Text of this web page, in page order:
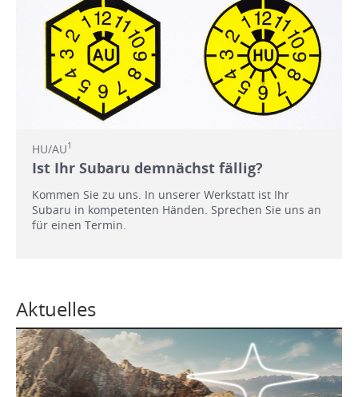
HU/AU1
Ist Ihr Subaru demnächst fällig?
Kommen Sie zu uns. In unserer Werkstatt ist Ihr
Subaru in kompetenten Händen. Sprechen Sie uns an
für einen Termin.
Aktuelles